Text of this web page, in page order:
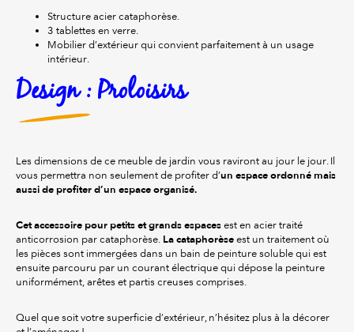
Structure acier cataphorèse.
3 tablettes en verre.
Mobilier d’extérieur qui convient parfaitement à un usage
intérieur.
Design : Proloisirs
Les dimensions de ce meuble de jardin vous raviront au jour le jour. Il
vous permettra non seulement de profiter d’un espace ordonné mais
aussi de profiter d’un espace organisé.
Cet accessoire pour petits et grands espaces est en acier traité
anticorrosion par cataphorèse. La cataphorèse est un traitement où
les pièces sont immergées dans un bain de peinture soluble qui est
ensuite parcouru par un courant électrique qui dépose la peinture
uniformément, arêtes et partis creuses comprises.
Quel que soit votre superficie d’extérieur, n’hésitez plus à la décorer